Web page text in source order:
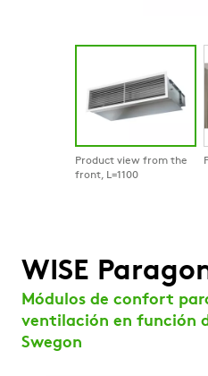
Product view from the
front, L=1100
WISE
Módulos de confort
ventilación en función
Swegon